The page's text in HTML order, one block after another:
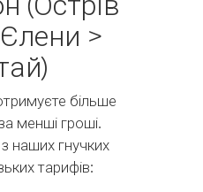
>
більше
менші гроші.
наших гнучких
тарифів: